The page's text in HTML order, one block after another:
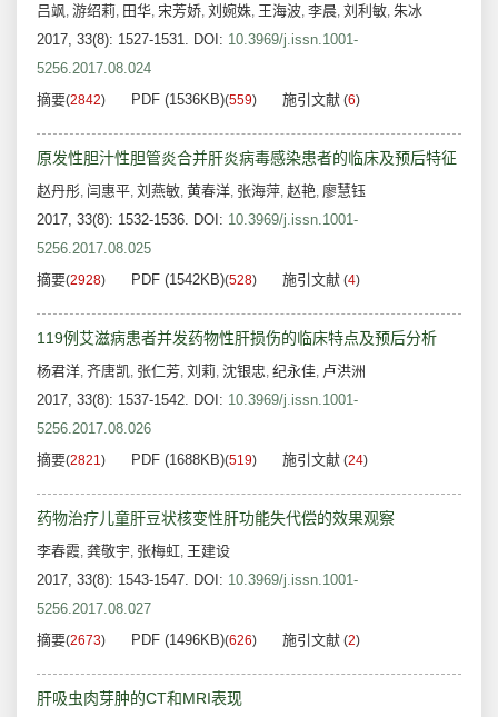
吕飒, 游绍莉, 田华, 宋芳娇, 刘婉姝, 王海波, 李晨, 刘利敏, 朱冰
2017, 33(8): 1527-1531. DOI: 10.3969/j.issn.1001-
5256.2017.08.024
摘要(2842) PDF (1536KB)(559) 施引文献 (6)
原发性胆汁性胆管炎合并肝炎病毒感染患者的临床及预后特征
赵丹彤, 闫惠平, 刘燕敏, 黄春洋, 张海萍, 赵艳, 廖慧钰
2017, 33(8): 1532-1536. DOI: 10.3969/j.issn.1001-
5256.2017.08.025
摘要(2928) PDF (1542KB)(528) 施引文献 (4)
119例艾滋病患者并发药物性肝损伤的临床特点及预后分析
杨君洋, 齐唐凯, 张仁芳, 刘莉, 沈银忠, 纪永佳, 卢洪洲
2017, 33(8): 1537-1542. DOI: 10.3969/j.issn.1001-
5256.2017.08.026
摘要(2821) PDF (1688KB)(519) 施引文献 (24)
药物治疗儿童肝豆状核变性肝功能失代偿的效果观察
李春霞, 龚敬宇, 张梅虹, 王建设
2017, 33(8): 1543-1547. DOI: 10.3969/j.issn.1001-
5256.2017.08.027
摘要(2673) PDF (1496KB)(626) 施引文献 (2)
肝吸虫肉芽肿的CT和MRI表现